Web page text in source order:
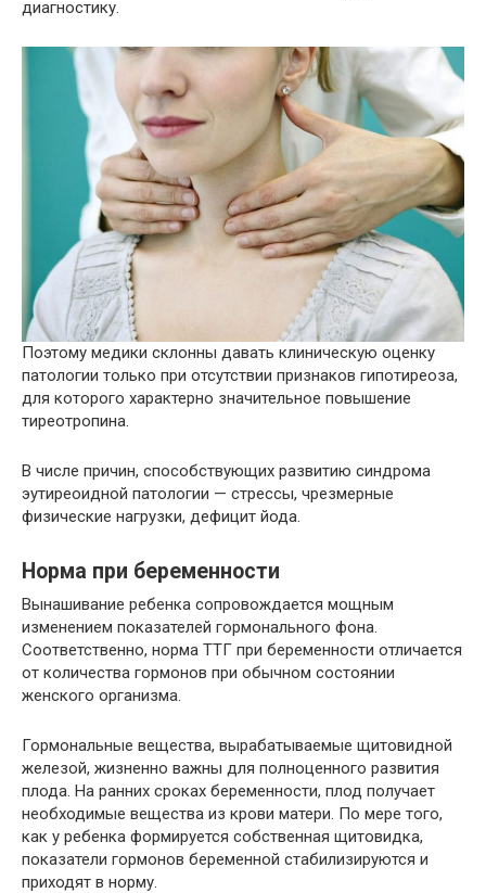
диагностику.
Поэтому медики склонны давать клиническую оценку
патологии только при отсутствии признаков гипотиреоза,
для которого характерно значительное повышение
тиреотропина.
В числе причин, способствующих развитию синдрома
эутиреоидной патологии — стрессы, чрезмерные
физические нагрузки, дефицит йода.
Норма при беременности
Вынашивание ребенка сопровождается мощным
изменением показателей гормонального фона.
Соответственно, норма ТТГ при беременности отличается
от количества гормонов при обычном состоянии
женского организма.
Гормональные вещества, вырабатываемые щитовидной
железой, жизненно важны для полноценного развития
плода. На ранних сроках беременности, плод получает
необходимые вещества из крови матери. По мере того,
как у ребенка формируется собственная щитовидка,
показатели гормонов беременной стабилизируются и
приходят в норму.